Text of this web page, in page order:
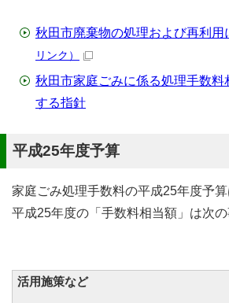
秋田市廃棄物の処理および再利用
リンク）
秋田市家庭ごみに係る処理手数料
する指針
平成25年度予算
家庭ごみ処理手数料の平成25年度予算
平成25年度の「手数料相当額」は次の
活用施策など